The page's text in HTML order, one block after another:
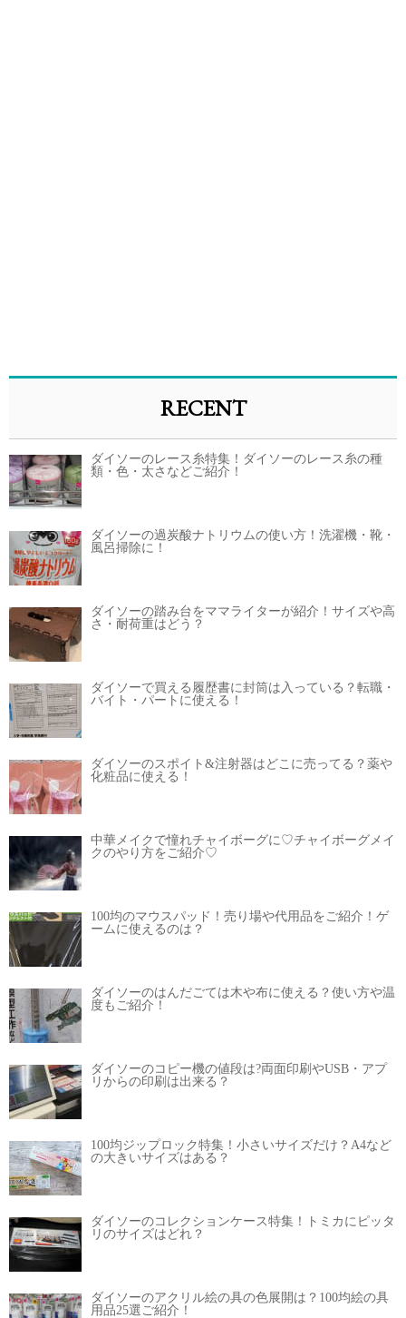
RECENT
ダイソーのレース糸特集！ダイソーのレース糸の種
類・色・太さなどご紹介！
ダイソーの過炭酸ナトリウムの使い方！洗濯機・靴・
風呂掃除に！
ダイソーの踏み台をママライターが紹介！サイズや高
さ・耐荷重はどう？
ダイソーで買える履歴書に封筒は入っている？転職・
バイト・パートに使える！
ダイソーのスポイト&注射器はどこに売ってる？薬や
化粧品に使える！
中華メイクで憧れチャイボーグに♡チャイボーグメイ
クのやり方をご紹介♡
100均のマウスパッド！売り場や代用品をご紹介！ゲ
ームに使えるのは？
ダイソーのはんだごては木や布に使える？使い方や温
度もご紹介！
ダイソーのコピー機の値段は?両面印刷やUSB・アプ
リからの印刷は出来る？
100均ジップロック特集！小さいサイズだけ？A4など
の大きいサイズはある？
ダイソーのコレクションケース特集！トミカにピッタ
リのサイズはどれ？
ダイソーのアクリル絵の具の色展開は？100均絵の具
用品25選ご紹介！